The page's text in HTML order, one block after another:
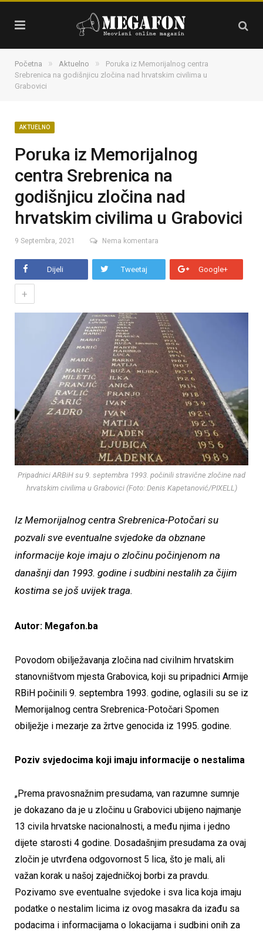
Početna » Aktuelno »
Poruka iz Memorijalnog centra
Srebrenica na godišnjicu zločina nad hrvatskim civilima u
Grabovici
AKTUELNO
Poruka iz Memorijalnog
centra Srebrenica na
godišnjicu zločina nad
hrvatskim civilima u Grabovici
9 Septembra, 2021 Nema komentara
Dijeli Tweetaj Google+
+
Pripadnici ARBiH su 9. septembra 1993. počinili stravične zločine nad
hrvatskim civilima u Grabovici (Foto: Denis Kapetanović/PIXELL)
Iz Memorijalnog centra Srebrenica-Potočari su
pozvali sve eventualne svjedoke da obznane
informacije koje imaju o zločinu počinjenom na
današnji dan 1993. godine i sudbini nestalih za čijim
kostima se još uvijek traga.
Autor: Megafon.ba
Povodom obilježavanja zločina nad civilnim hrvatskim
stanovništvom mjesta Grabovica, koji su pripadnici Armije
RBiH počinili 9. septembra 1993. godine, oglasili su se iz
Memorijalnog centra Srebrenica-Potočari Spomen
obilježje i mezarje za žrtve genocida iz 1995. godine.
Poziv svjedocima koji imaju informacije o nestalima
„Prema pravosnažnim presudama, van razumne sumnje
je dokazano da je u zločinu u Grabovici ubijeno najmanje
13 civila hrvatske nacionalnosti, a među njima i jedno
dijete starosti 4 godine. Dosadašnjim presudama za ovaj
zločin je utvrđena odgovornost 5 lica, što je mali, ali
važan korak u našoj zajedničkoj borbi za pravdu.
Pozivamo sve eventualne svjedoke i sva lica koja imaju
podatke o nestalim licima iz ovog masakra da izađu sa
podacima i informacijama o lokacijama i sudbini onih za